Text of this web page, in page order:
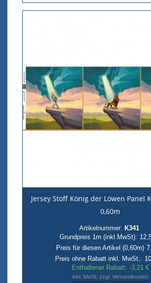
Jersey Stoff König der Löwen Panel
0,60m
Artikelnummer: K341
Grundpreis 1m (inkl.MwSt):
Preis für diesen Artikel (0,60m)
Preis ohne Rabatt inkl. MwSt.:
Enthaltener Rabatt: -3,21 €
inkl. MwSt. zzgl. Versandkosten